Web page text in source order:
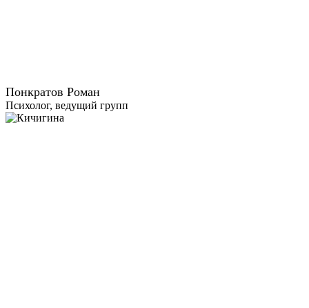
Понкратов Роман
Психолог, ведущий групп